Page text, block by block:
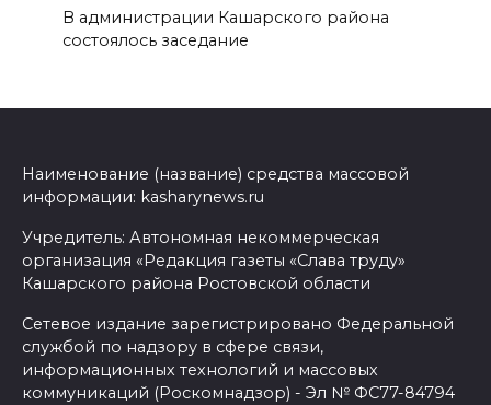
В администрации Кашарского района
состоялось заседание
Наименование (название) средства массовой
информации: kasharynews.ru
Учредитель: Автономная некоммерческая
организация «Редакция газеты «Слава труду»
Кашарского района Ростовской области
Сетевое издание зарегистрировано Федеральной
службой по надзору в сфере связи,
информационных технологий и массовых
коммуникаций (Роскомнадзор) - Эл № ФС77-84794